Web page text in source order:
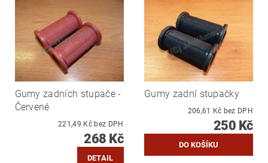
Gumy zadních stupače -
Červené
221,49 Kč bez DPH
268 Kč
DETAIL
Gumy zadní stupačky
206,61 Kč bez DPH
250 Kč